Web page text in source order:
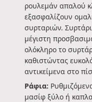
ρουλεμάν απαλού
εξασφαλίζουν
συρταριών.
μέγιστη
ολόκληρο το
καθιστώντας
αντικείμενα στο
Ράφια:
μασίφ ξύλο ή